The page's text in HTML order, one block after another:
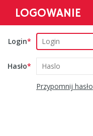
LOGOWANIE
Login
Hasło
Przypomnij hasło